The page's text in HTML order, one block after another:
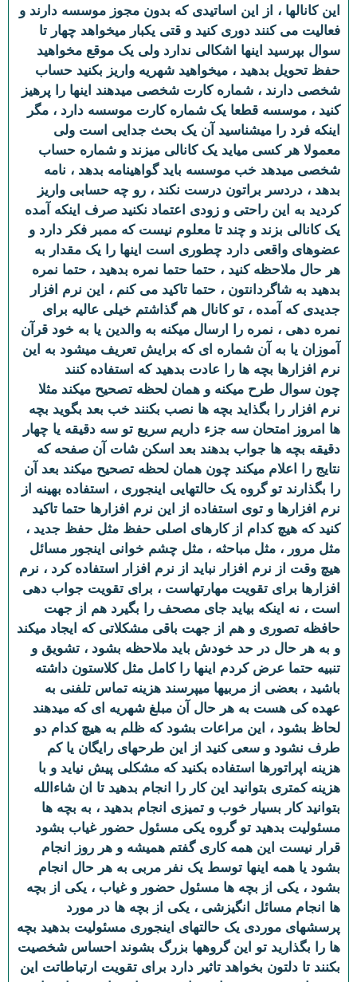
این کانالها ، از این اساتیدی که بدون مجوز موسسه دارند و
فعالیت می کنند دوری کنید و قتی یکبار میخواهد چهار تا
سوال بپرسید اینها اشکالی ندارد ولی یک موقع مخواهید
حفظ تحویل بدهید ، میخواهید شهریه واریز بکنید حساب
شخصی دارند ، شماره کارت شخصی میدهند اینها را پرهیز
کنید ، موسسه قطعا یک شماره کارت موسسه دارد ، مگر
اینکه فرد را میشناسید آن یک بحث جدایی است ولی
معمولا هر کسی میاید یک کانالی میزند و شماره حساب
شخصی میدهد خب موسسه باید گواهینامه بدهد ، نامه
بدهد ، دردسر براتون درست نکند ، رو چه حسابی واریز
کردید به این راحتی و زودی اعتماد نکنید صرف اینکه آمده
یک کانالی بزند و چند تا معلوم نیست که ممبر فکر دارد و
عضوهای واقعی دارد چطوری است اینها را یک مقدار به
هر حال ملاحظه کنید ، حتما حتما نمره بدهید ، حتما نمره
بدهید به شاگردانتون ، حتما تاکید می کنم ، این نرم افزار
جدیدی که آمده ، تو کانال هم گذاشتم خیلی عالیه برای
نمره دهی ، نمره را ارسال میکنه به والدین یا به خود قرآن
آموزان یا به آن شماره ای که برایش تعریف میشود به این
نرم افزارها بچه ها را عادت بدهید که استفاده کنند
چون سوال طرح میکنه و همان لحظه تصحیح میکند مثلا
نرم افزار را بگذاید بچه ها نصب بکنند خب بعد بگوید بچه
ها امروز امتحان سه جزء داریم سریع تو سه دقیقه یا چهار
دقیقه بچه ها جواب بدهند بعد اسکن شات آن صفحه که
نتایج را اعلام میکند چون همان لحظه تصحیح میکند بعد آن
را بگذارند تو گروه یک حالتهایی اینجوری ، استفاده بهینه از
نرم افزارها و توی استفاده از این نرم افزارها حتما تاکید
کنید که هیچ کدام از کارهای اصلی حفظ مثل حفظ جدید ،
مثل مرور ، مثل مباحثه ، مثل چشم خوانی اینجور مسائل
هیچ وقت از نرم افزار نباید از نرم افزار استفاده کرد ، نرم
افزارها برای تقویت مهارتهاست ، برای تقویت جواب دهی
است ، نه اینکه بیاید جای مصحف را بگیرد هم از جهت
حافظه تصوری و هم از جهت باقی مشکلاتی که ایجاد میکند
و به هر حال در حد خودش باید ملاحظه بشود ، تشویق و
تنبیه حتما عرض کردم اینها را کامل مثل کلاستون داشته
باشید ، بعضی از مربیها میپرسند هزینه تماس تلفنی به
عهده کی هست به هر حال آن مبلغ شهریه ای که میدهند
لحاظ بشود ، این مراعات بشود که ظلم به هیچ کدام دو
طرف نشود و سعی کنید از این طرحهای رایگان یا کم
هزینه اپراتورها استفاده بکنید که مشکلی پیش نیاید و با
هزینه کمتری بتوانید این کار را انجام بدهید تا ان شاءالله
بتوانید کار بسیار خوب و تمیزی انجام بدهید ، به بچه ها
مسئولیت بدهید تو گروه یکی مسئول حضور غیاب بشود
قرار نیست این همه کاری گفتم همیشه و هر روز انجام
بشود یا همه اینها توسط یک نفر مربی به هر حال انجام
بشود ، یکی از بچه ها مسئول حضور و غیاب ، یکی از بچه
ها انجام مسائل انگیزشی ، یکی از بچه ها در مورد
پرسشهای موردی یک حالتهای اینجوری مسئولیت بدهید بچه
ها را بگذارید تو این گروهها بزرگ بشوند احساس شخصیت
بکنند تا دلتون بخواهد تاثیر دارد برای تقویت ارتباطاتت این